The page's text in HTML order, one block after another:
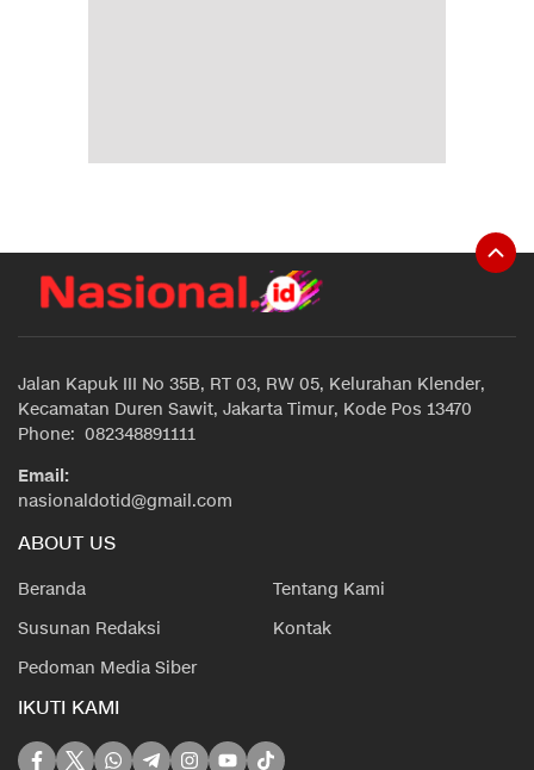
Jalan Kapuk III No 35B, RT 03, RW 05, Kelurahan Klender,
Kecamatan Duren Sawit, Jakarta Timur, Kode Pos 13470
Phone: 082348891111
Email:
nasionaldotid@gmail.com
ABOUT US
Beranda
Tentang Kami
Susunan Redaksi
Kontak
Pedoman Media Siber
IKUTI KAMI